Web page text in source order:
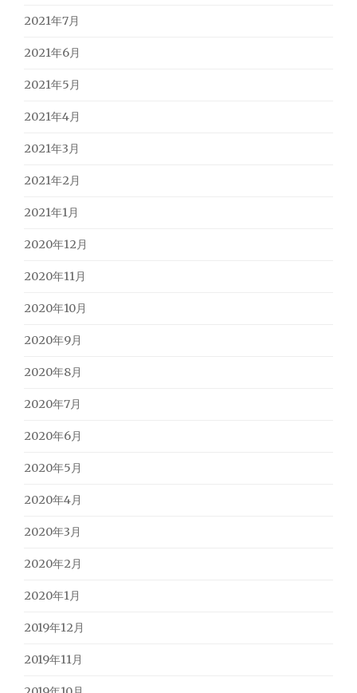
2021年7月
2021年6月
2021年5月
2021年4月
2021年3月
2021年2月
2021年1月
2020年12月
2020年11月
2020年10月
2020年9月
2020年8月
2020年7月
2020年6月
2020年5月
2020年4月
2020年3月
2020年2月
2020年1月
2019年12月
2019年11月